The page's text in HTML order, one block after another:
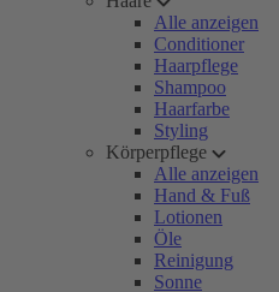
Alle anzeigen
Conditioner
Haarpflege
Shampoo
Haarfarbe
Styling
Körperpflege
Alle anzeigen
Hand & Fuß
Lotionen
Öle
Reinigung
Sonne